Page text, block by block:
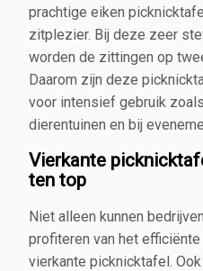
prachtige eiken
zitplezier. Bij deze zeer
worden de zittingen op
Daarom zijn deze
voor intensief gebruik
dierentuinen en bij
Vierkante
ten top
Niet alleen kunnen
profiteren van het
vierkante picknicktafel.